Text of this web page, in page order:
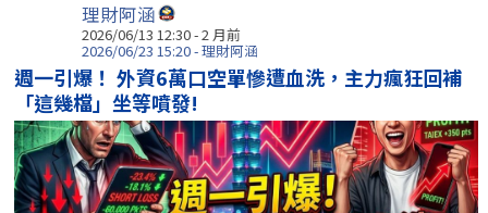
理財阿涵
2026/06/13 12:30 - 2 月前
2026/06/23 15:20 - 理財阿涵
週一引爆！ 外資6萬口空單慘遭血洗，主力瘋狂回補
「這幾檔」坐等噴發!